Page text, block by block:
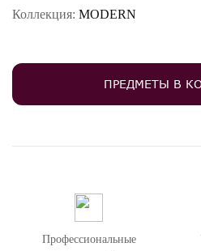
Коллекция: MODERN
ПРЕДМЕТЫ В
Профессиональные